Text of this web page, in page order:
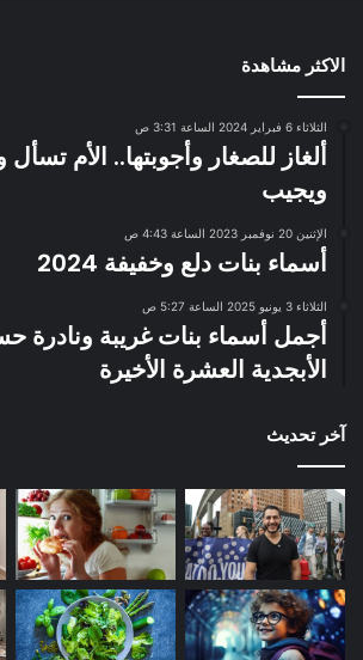
الاكثر مشاهدة
الثلاثاء 6 فبراير 2024 الساعة 3:31 ص
ألغاز للصغار وأجوبتها.. الأم
ويجيب
الإثنين 20 نوفمبر 2023 الساعة 4:43 ص
أسماء بنات دلع وخفيفة 2024
الثلاثاء 3 يونيو 2025 الساعة 5:27 ص
أجمل أسماء بنات غريبة ونادرة
الأبجدية العشرة الأخيرة
آخر تحديث